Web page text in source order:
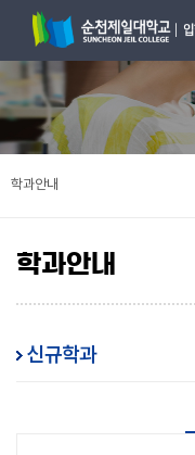
학과안내
학과안내
신규학과